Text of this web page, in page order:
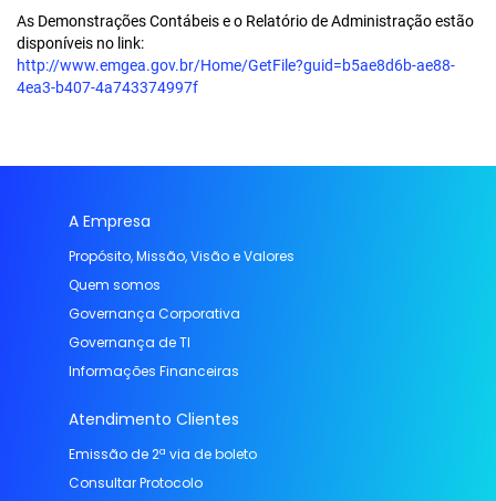
As Demonstrações Contábeis e o Relatório de Administração estão
disponíveis no link:
http://www.emgea.gov.br/Home/GetFile?guid=b5ae8d6b-ae88-
4ea3-b407-4a743374997f
A Empresa
Propósito, Missão, Visão e Valores
Quem somos
Governança Corporativa
Governança de TI
Informações Financeiras
Atendimento Clientes
Emissão de 2ª via de boleto
Consultar Protocolo